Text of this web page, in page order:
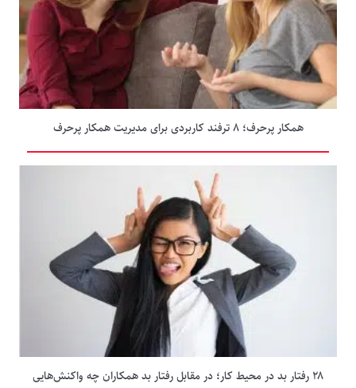
همکار پرحرف؛ ۸ ترفند کاربردی برای مدیریت همکار پرحرف
۲۸ رفتار بد در محیط کار؛ در مقابل رفتار بد همکاران چه واکنش‌هایی